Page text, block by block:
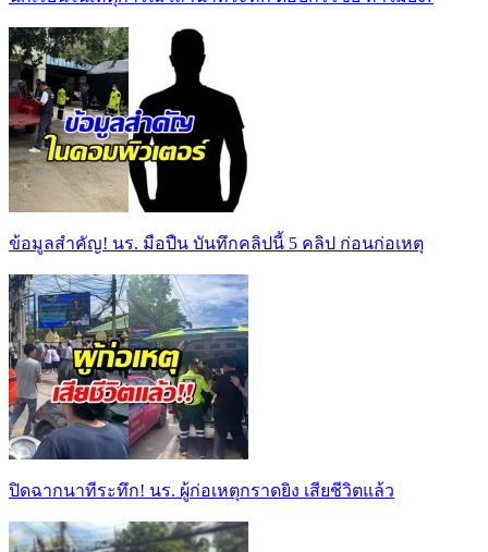
ข้อมูลสำคัญ! นร. มือปืน บันทึกคลิปนี้ 5 คลิป ก่อนก่อเหตุ
ปิดฉากนาทีระทึก! นร. ผู้ก่อเหตุกราดยิง เสียชีวิตแล้ว